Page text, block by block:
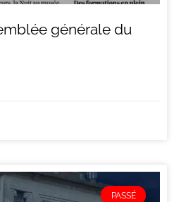
générale du
PASSÉ